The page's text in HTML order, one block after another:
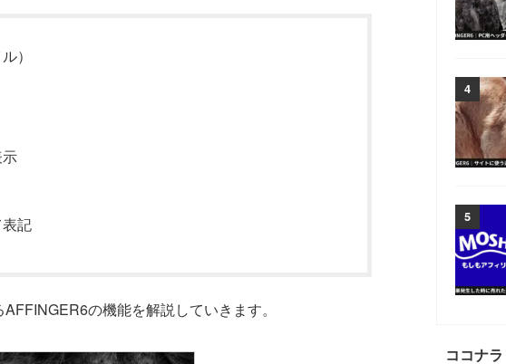
）
記
の機能を解説していきます。
ココナラ